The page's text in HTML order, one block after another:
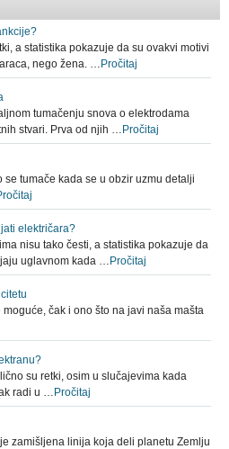
a statistika pokazuje da su ovakvi motivi
nego žena. …Pročitaj
tumačenju snova o elektrodama
stvari. Prva od njih …Pročitaj
tumače kada se u obzir uzmu detalji
električara?
nisu tako česti, a statistika pokazuje da
uglavnom kada …Pročitaj
čak i ono što na javi naša mašta
su retki, osim u slučajevima kada
radi u …Pročitaj
zamišljena linija koja deli planetu Zemlju